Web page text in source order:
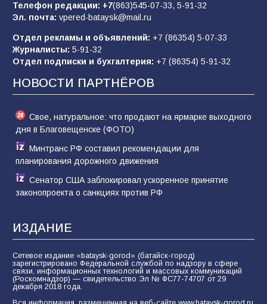
79 02.08.2026
В России ответили на заявления Зеленского о
новой мобилизации
74 31.07.2026
Телефон редакции: +7(863)545-07-33, 5-91-32
Эл. почта: vpered-bataysk@mail.ru
Отдел рекламы и объявлений: +7 (86354) 5-07-33
Журналисты: 5-91-32
Отдел подписки и бухгалтерия: +7 (86354) 5-91-32
НОВОСТИ ПАРТНЁРОВ
Свое, натуральное: что продают на ярмарке выходного
дня в Благовещенске (ФОТО)
Минтранс РФ составил рекомендации для
планирования дорожного движения
Сенатор США заблокировал ускоренное принятие
законопроекта о санкциях против РФ
ИЗДАНИЕ
Сетевое издание «bataysk-gorod» (батайск-город)
зарегистрировано Федеральной службой по надзору в сфере
связи, информационных технологий и массовых коммуникаций
(Роскомнадзор) — свидетельство Эл № ФС77-74707 от 29
декабря 2018 года.